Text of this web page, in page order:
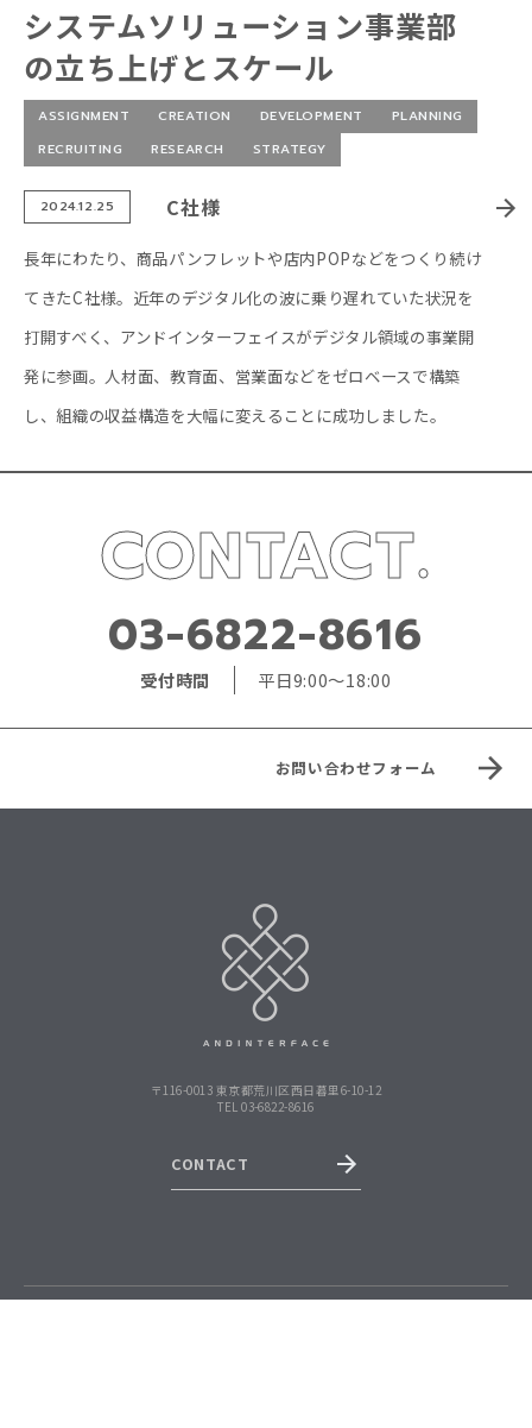
システムソリューション事業部
の立ち上げとスケール
ASSIGNMENT CREATION DEVELOPMENT
PLANNING
RECRUITING
RESEARCH STRATEGY
2024.12.25 C社様
長年にわたり、商品パンフレットや店内POPなどをつくり続け
てきたC社様。近年のデジタル化の波に乗り遅れていた状況を
打開すべく、アンドインターフェイスがデジタル領域の事業開
発に参画。人材面、教育面、営業面などをゼロベースで構築
し、組織の収益構造を大幅に変えることに成功しました。
CONTACT.
03-6822-8616
受付時間 平日9:00〜18:00
お問い合わせフォーム
〒116-0013 東京都荒川区西日暮里6-10-12
TEL 03-6822-8616
CONTACT